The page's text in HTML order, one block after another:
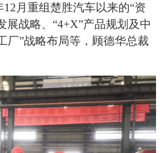
月重组楚胜汽车以来的“资
展战略、“4+X”产品规划及中
厂”战略布局等，顾德华总裁